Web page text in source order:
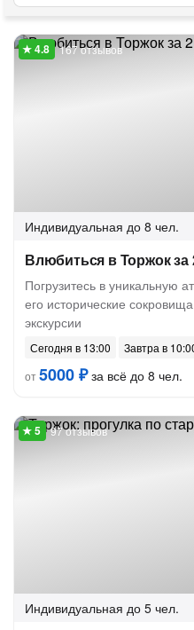
167 отзывов
Индивидуальная до 8 чел.
Влюбиться в Торжок за
Погрузитесь в уникальную
его исторические
экскурсии
Сегодня в 13:00
Завтра в
от5000 ₽за всё до 8 чел.
97 отзывов
Индивидуальная до 5 чел.